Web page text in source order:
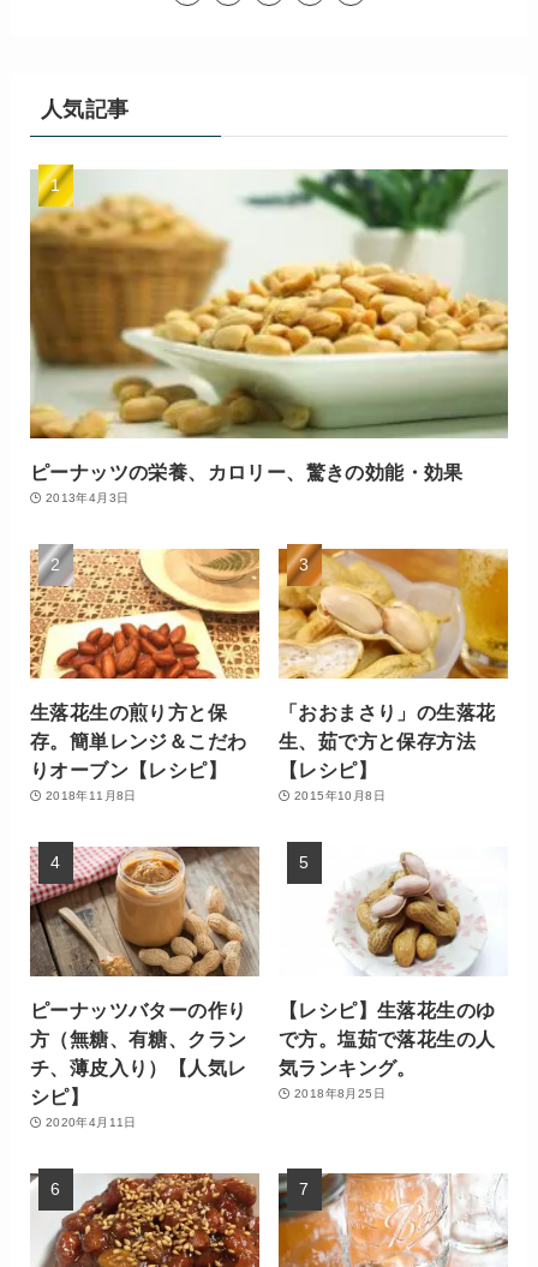
人気記事
ピーナッツの栄養、カロリー、驚きの効能・効果
2013年4月3日
生落花生の煎り方と保
存。簡単レンジ＆こだわ
りオーブン【レシピ】
2018年11月8日
「おおまさり」の生落花
生、茹で方と保存方法
【レシピ】
2015年10月8日
ピーナッツバターの作り
方（無糖、有糖、クラン
チ、薄皮入り）【人気レ
シピ】
2020年4月11日
【レシピ】生落花生のゆ
で方。塩茹で落花生の人
気ランキング。
2018年8月25日